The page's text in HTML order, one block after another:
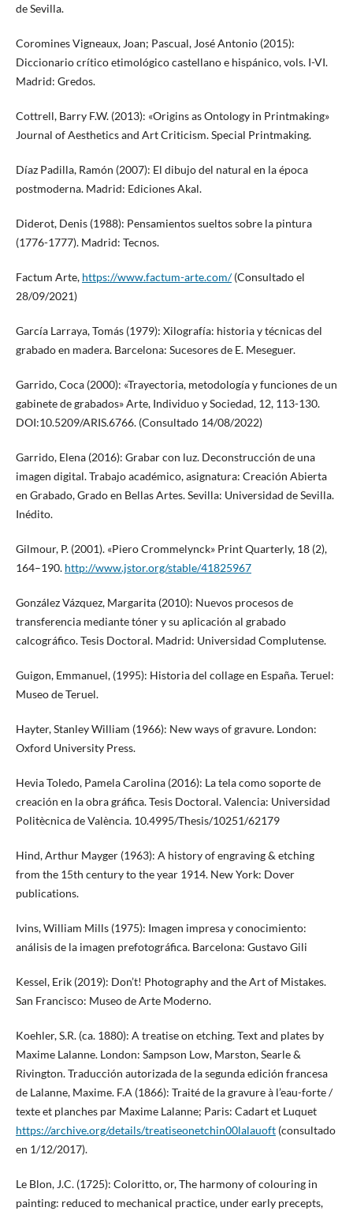
de Sevilla.
Coromines Vigneaux, Joan; Pascual, José Antonio (2015):
Diccionario crítico etimológico castellano e hispánico, vols. I-VI.
Madrid: Gredos.
Cottrell, Barry F.W. (2013): «Origins as Ontology in Printmaking»
Journal of Aesthetics and Art Criticism. Special Printmaking.
Díaz Padilla, Ramón (2007): El dibujo del natural en la época
postmoderna. Madrid: Ediciones Akal.
Diderot, Denis (1988): Pensamientos sueltos sobre la pintura
(1776-1777). Madrid: Tecnos.
Factum Arte, https://www.factum-arte.com/(Consultado el
28/09/2021)
García Larraya, Tomás (1979): Xilografía: historia y técnicas del
grabado en madera. Barcelona: Sucesores de E. Meseguer.
Garrido, Coca (2000): «Trayectoria, metodología y funciones de un
gabinete de grabados» Arte, Individuo y Sociedad, 12, 113-130.
DOI:10.5209/ARIS.6766. (Consultado 14/08/2022)
Garrido, Elena (2016): Grabar con luz. Deconstrucción de una
imagen digital. Trabajo académico, asignatura: Creación Abierta
en Grabado, Grado en Bellas Artes. Sevilla: Universidad de Sevilla.
Inédito.
Gilmour, P. (2001). «Piero Crommelynck» Print Quarterly, 18 (2),
164–190. http://www.jstor.org/stable/41825967
González Vázquez, Margarita (2010): Nuevos procesos de
transferencia mediante tóner y su aplicación al grabado
calcográfico. Tesis Doctoral. Madrid: Universidad Complutense.
Guigon, Emmanuel, (1995): Historia del collage en España. Teruel:
Museo de Teruel.
Hayter, Stanley William (1966): New ways of gravure. London:
Oxford University Press.
Hevia Toledo, Pamela Carolina (2016): La tela como soporte de
creación en la obra gráfica. Tesis Doctoral. Valencia: Universidad
Politècnica de València. 10.4995/Thesis/10251/62179
Hind, Arthur Mayger (1963): A history of engraving & etching
from the 15th century to the year 1914. New York: Dover
publications.
Ivins, William Mills (1975): Imagen impresa y conocimiento:
análisis de la imagen prefotográfica. Barcelona: Gustavo Gili
Kessel, Erik (2019): Don’t! Photography and the Art of Mistakes.
San Francisco: Museo de Arte Moderno.
Koehler, S.R. (ca. 1880): A treatise on etching. Text and plates by
Maxime Lalanne. London: Sampson Low, Marston, Searle &
Rivington. Traducción autorizada de la segunda edición francesa
de Lalanne, Maxime. F.A (1866): Traité de la gravure à l’eau-forte /
texte et planches par Maxime Lalanne; Paris: Cadart et Luquet
https://archive.org/details/treatiseonetchin00lalauoft(consultado
en 1/12/2017).
Le Blon, J.C. (1725): Coloritto, or, The harmony of colouring in
painting: reduced to mechanical practice, under early precepts,